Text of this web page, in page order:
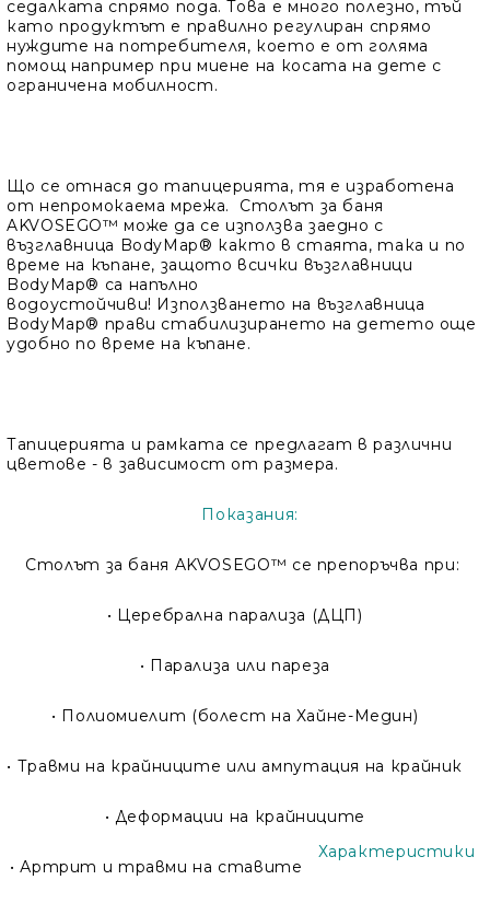
седалката спрямо пода. Това е много полезно, тъй
като продуктът е правилно регулиран спрямо
нуждите на потребителя, което е от голяма
помощ например при миене на косата на дете с
ограничена мобилност.
Що се отнася до тапицерията, тя е изработена
от непромокаема мрежа. Столът за баня
AKVOSEGO™ може да се използва заедно с
възглавница BodyMap® както в стаята, така и по
време на къпане, защото всички възглавници
BodyMap® са напълно
водоустойчиви! Използването на възглавница
BodyMap® прави стабилизирането на детето още
удобно по време на къпане.
Тапицерията и рамката се предлагат в различни
цветове - в зависимост от размера.
Показания:
Столът за баня AKVOSEGO™ се препоръчва при:
• Церебрална парализа (ДЦП)
• Парализа или пареза
• Полиомиелит (болест на Хайне-Медин)
• Травми на крайниците или ампутация на крайник
• Деформации на крайниците
• Артрит и травми на ставите
Характеристики